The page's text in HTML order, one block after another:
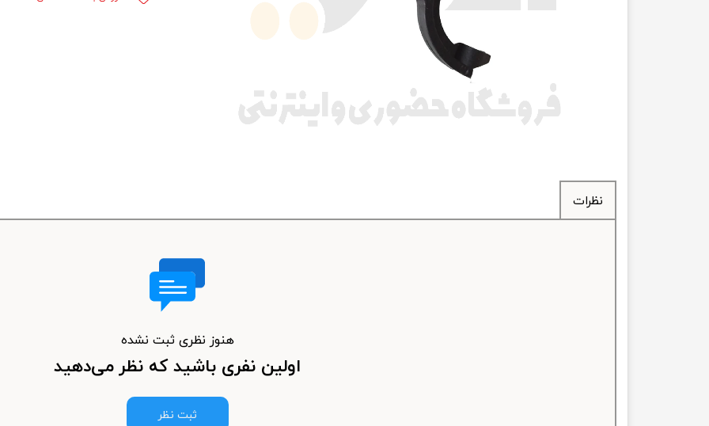
نظرات
هنوز نظری ثبت نشده
اولین نفری باشید که نظر می‌دهید
ثبت نظر